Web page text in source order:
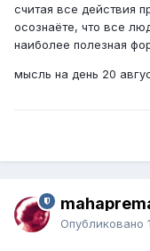
считая все действия
осознаёте, что все
наиболее полезная
мысль на день 20
Опубликовано